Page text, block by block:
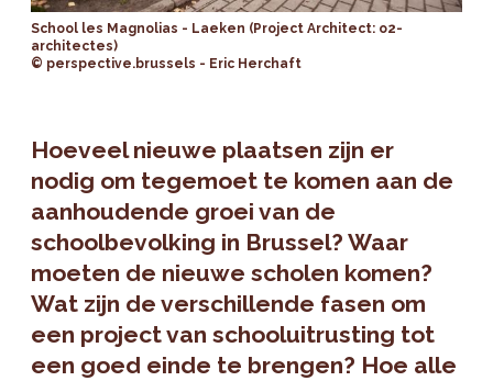
School les Magnolias - Laeken (Project Architect: o2-
architectes)
© perspective.brussels - Eric Herchaft
Hoeveel nieuwe plaatsen zijn er
nodig om tegemoet te komen aan de
aanhoudende groei van de
schoolbevolking in Brussel? Waar
moeten de nieuwe scholen komen?
Wat zijn de verschillende fasen om
een project van schooluitrusting tot
een goed einde te brengen? Hoe alle